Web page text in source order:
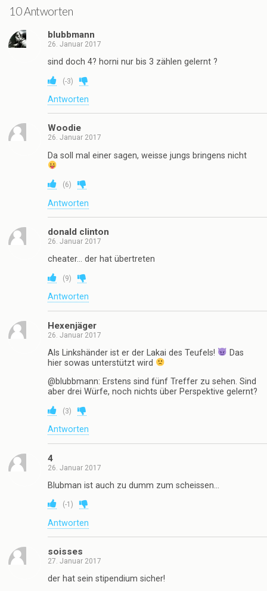
10 Antworten
blubbmann
26. Januar 2017
sind doch 4? horni nur bis 3 zählen gelernt ?
(-3)
Antworten
Woodie
26. Januar 2017
Da soll mal einer sagen, weisse jungs bringens nicht
(6)
Antworten
donald clinton
26. Januar 2017
cheater… der hat übertreten
(9)
Antworten
Hexenjäger
26. Januar 2017
Als Linkshänder ist er der Lakai des Teufels!
Das
hier sowas unterstützt wird
@blubbmann: Erstens sind fünf Treffer zu sehen. Sind
aber drei Würfe, noch nichts über Perspektive gelernt?
(3)
Antworten
4
26. Januar 2017
Blubman ist auch zu dumm zum scheissen…
(-1 )
Antworten
soisses
27. Januar 2017
der hat sein stipendium sicher!